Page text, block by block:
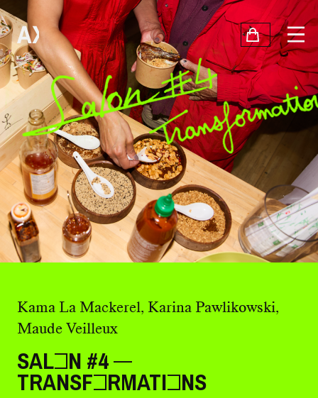
SALON #4 —
TRANSFORMATIONS
Kama La Mackerel, Karina Pawlikowski,
Maude Veilleux